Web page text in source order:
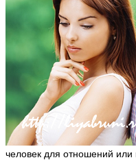
человек для отношений или